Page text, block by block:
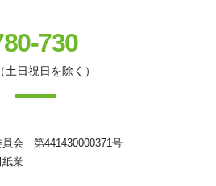
730
日祝日を除く）
員会 第441430000371号
紙業